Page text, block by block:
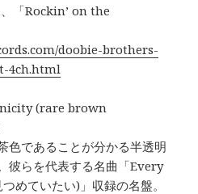
「Rockin’ on the
doobie-brothers-
4ch.html
(rare brown
色であることが分かる半透明
彼らを代表する名曲「Every
めていたい)」収録の名盤。